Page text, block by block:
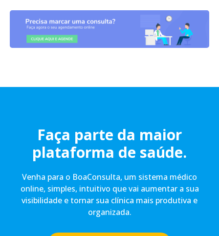
Faça parte da maior
plataforma de saúde.
Venha para o BoaConsulta, um sistema médico
online, simples, intuitivo que vai aumentar a sua
visibilidade e tornar sua clínica mais produtiva e
organizada.